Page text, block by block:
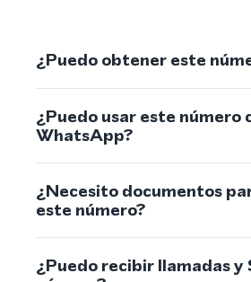
¿Puedo obtener este
¿Puedo usar este número
WhatsApp?
¿Necesito documentos
este número?
¿Puedo recibir llamadas y